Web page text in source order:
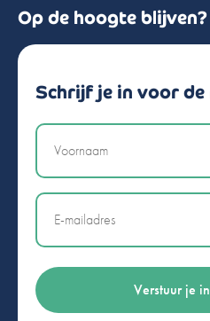
Op de hoogte blijven?
Schrijf je in voor
Naam
Email